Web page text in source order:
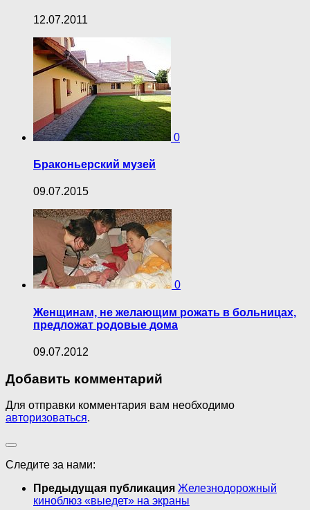
12.07.2011
0
Браконьерский музей
09.07.2015
0
Женщинам, не желающим рожать в больницах,
предложат родовые дома
09.07.2012
Добавить комментарий
Для отправки комментария вам необходимо
авторизоваться.
Следите за нами:
Предыдущая публикация Железнодорожный
киноблюз «выедет» на экраны